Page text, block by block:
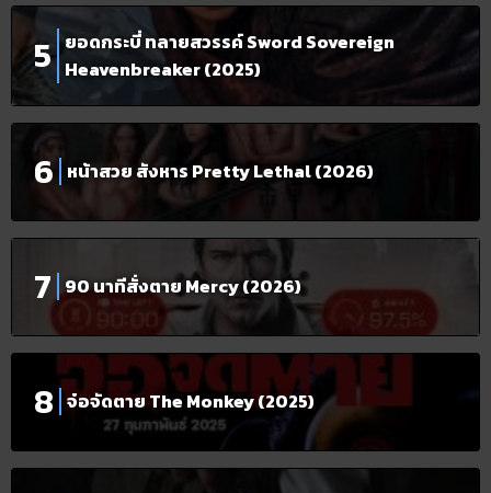
ยอดกระบี่ ทลายสวรรค์ Sword Sovereign
Heavenbreaker (2025)
หน้าสวย สังหาร Pretty Lethal (2026)
90 นาทีสั่งตาย Mercy (2026)
จ๋อจัดตาย The Monkey (2025)